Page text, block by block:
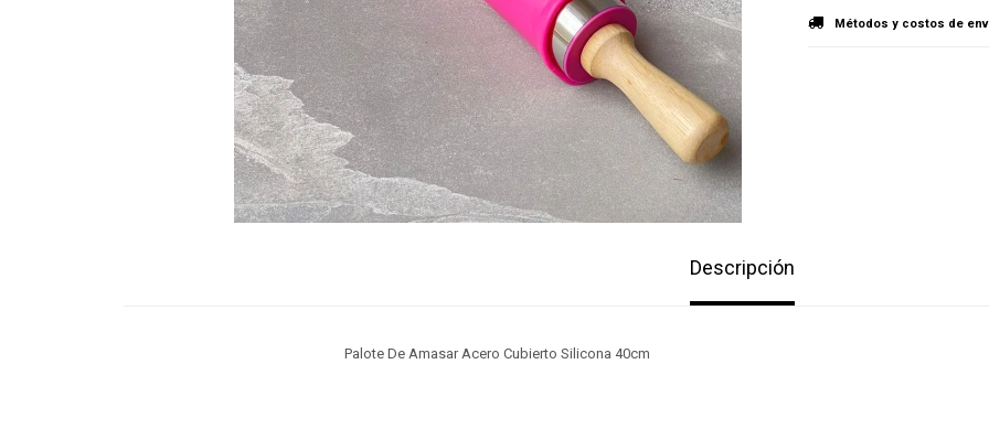
Métodos y costos de
Descripción
Palote De Amasar Acero Cubierto Silicona 40cm